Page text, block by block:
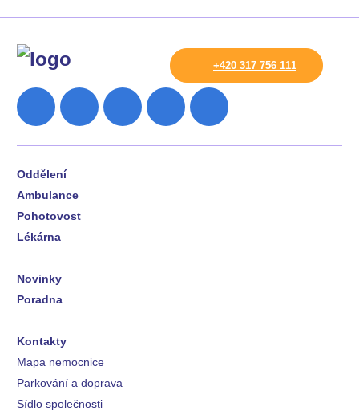
+420 317 756 111
Oddělení
Ambulance
Pohotovost
Lékárna
Novinky
Poradna
Kontakty
Mapa nemocnice
Parkování a doprava
Sídlo společnosti